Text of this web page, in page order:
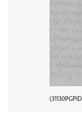
PGPID
31130